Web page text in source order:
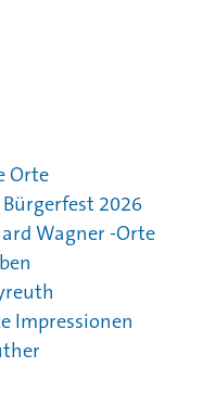
Orte
2026
Wagner -Orte
Impressionen